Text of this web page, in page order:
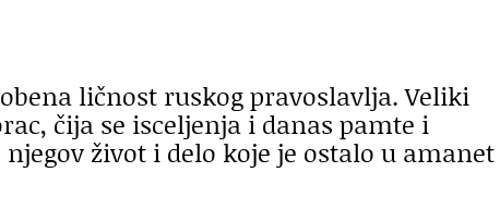
ličnost ruskog pravoslavlja. Veliki
čija se isceljenja i danas pamte i
život i delo koje je ostalo u amanet